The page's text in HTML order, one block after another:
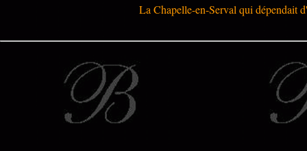
La Chapelle-en-Serval qui dépendait